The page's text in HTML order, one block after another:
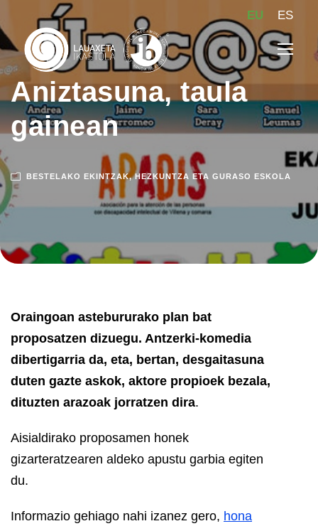
EU ES
Aniztasuna, taula
gainean
BESTELAKO EKINTZAK, HEZKUNTZA ETA GURASO ESKOLA
Oraingoan astebururako plan bat
proposatzen dizuegu. Antzerki-komedia
dibertigarria da, eta, bertan, desgaitasuna
duten gazte askok, aktore propioek bezala,
dituzten arazoak jorratzen dira.
Aisialdirako proposamen honek
gizarteratzearen aldeko apustu garbia egiten
du.
Informazio gehiago nahi izanez gero, hona